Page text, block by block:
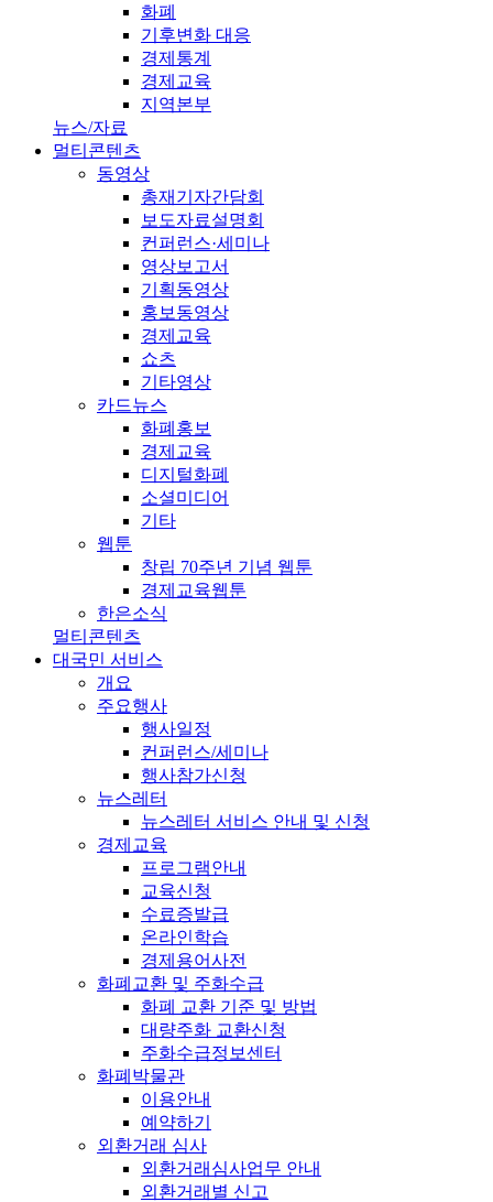
화폐
기후변화 대응
경제통계
경제교육
지역본부
뉴스/자료
멀티콘텐츠
동영상
총재기자간담회
보도자료설명회
컨퍼런스·세미나
영상보고서
기획동영상
홍보동영상
경제교육
쇼츠
기타영상
카드뉴스
화폐홍보
경제교육
디지털화폐
소셜미디어
기타
웹툰
창립 70주년 기념 웹툰
경제교육웹툰
한은소식
멀티콘텐츠
대국민 서비스
개요
주요행사
행사일정
컨퍼런스/세미나
행사참가신청
뉴스레터
뉴스레터 서비스 안내 및 신청
경제교육
프로그램안내
교육신청
수료증발급
온라인학습
경제용어사전
화폐교환 및 주화수급
화폐 교환 기준 및 방법
대량주화 교환신청
주화수급정보센터
화폐박물관
이용안내
예약하기
외환거래 심사
외환거래심사업무 안내
외환거래별 신고